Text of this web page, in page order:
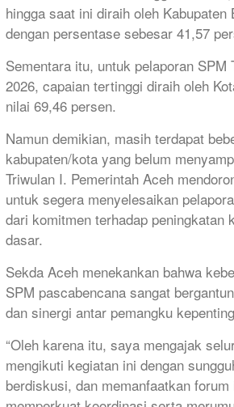
hingga saat ini diraih oleh Kabupaten
dengan persentase sebesar 41,57
Sementara itu, untuk pelaporan SPM
2026, capaian tertinggi diraih oleh
nilai 69,46 persen.
Namun demikian, masih terdapat
kabupaten/kota yang belum
Triwulan I. Pemerintah Aceh
untuk segera menyelesaikan
dari komitmen terhadap peningkatan
dasar.
Sekda Aceh menekankan bahwa
SPM pascabencana sangat
dan sinergi antar pemangku
“Oleh karena itu, saya mengajak
mengikuti kegiatan ini dengan
berdiskusi, dan memanfaatkan forum